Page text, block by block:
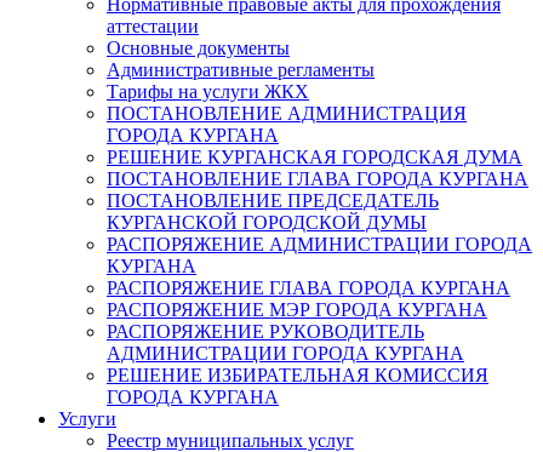
Нормативные правовые акты для прохождения
аттестации
Основные документы
Административные регламенты
Тарифы на услуги ЖКХ
ПОСТАНОВЛЕНИЕ АДМИНИСТРАЦИЯ
ГОРОДА КУРГАНА
РЕШЕНИЕ КУРГАНСКАЯ ГОРОДСКАЯ ДУМА
ПОСТАНОВЛЕНИЕ ГЛАВА ГОРОДА КУРГАНА
ПОСТАНОВЛЕНИЕ ПРЕДСЕДАТЕЛЬ
КУРГАНСКОЙ ГОРОДСКОЙ ДУМЫ
РАСПОРЯЖЕНИЕ АДМИНИСТРАЦИИ ГОРОДА
КУРГАНА
РАСПОРЯЖЕНИЕ ГЛАВА ГОРОДА КУРГАНА
РАСПОРЯЖЕНИЕ МЭР ГОРОДА КУРГАНА
РАСПОРЯЖЕНИЕ РУКОВОДИТЕЛЬ
АДМИНИСТРАЦИИ ГОРОДА КУРГАНА
РЕШЕНИЕ ИЗБИРАТЕЛЬНАЯ КОМИССИЯ
ГОРОДА КУРГАНА
Услуги
Реестр муниципальных услуг